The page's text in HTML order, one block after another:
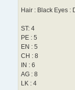
Hair : Black Eyes :
ST: 4
PE : 5
EN : 5
CH : 8
IN : 6
AG : 8
LK : 4